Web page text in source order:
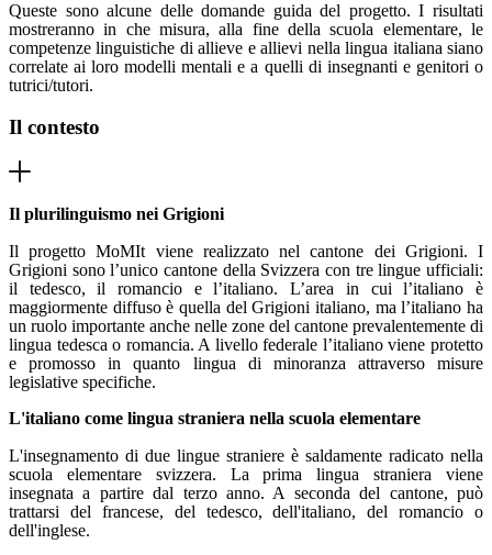
Queste sono alcune delle domande guida del progetto. I risultati
mostreranno in che misura, alla fine della scuola elementare, le
competenze linguistiche di allieve e allievi nella lingua italiana siano
correlate ai loro modelli mentali e a quelli di insegnanti e genitori o
tutrici/tutori.
Il contesto
Il plurilinguismo nei Grigioni
Il progetto MoMIt viene realizzato nel cantone dei Grigioni. I
Grigioni sono l’unico cantone della Svizzera con tre lingue ufficiali:
il tedesco, il romancio e l’italiano. L’area in cui l’italiano è
maggiormente diffuso è quella del Grigioni italiano, ma l’italiano ha
un ruolo importante anche nelle zone del cantone prevalentemente di
lingua tedesca o romancia. A livello federale l’italiano viene protetto
e promosso in quanto lingua di minoranza attraverso misure
legislative specifiche.
L'italiano come lingua straniera nella scuola elementare
L'insegnamento di due lingue straniere è saldamente radicato nella
scuola elementare svizzera. La prima lingua straniera viene
insegnata a partire dal terzo anno. A seconda del cantone, può
trattarsi del francese, del tedesco, dell'italiano, del romancio o
dell'inglese.